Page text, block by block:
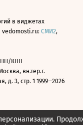
в виджетах
vedomosti.ru: СМИ2,
КПП
вн.тер.г.
д. 3, стр. 1 1999—2026